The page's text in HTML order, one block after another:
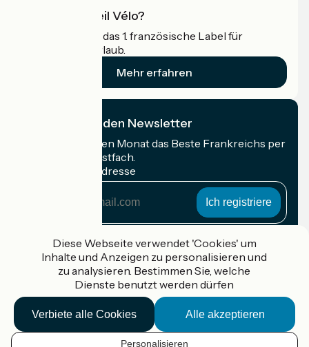
Was ist Accueil Vélo?
Accueil Vélo ist das 1. französische Label für
Radfahrer im Urlaub.
Mehr erfahren
Ich abonniere den Newsletter
Erhalten Sie jeden Monat das Beste Frankreichs per
Rad in Ihrem Postfach.
Meine E-Mail-Adresse
Adresse
Gefördert im Rahmen von Destination France
Accueil Vélo Pro
Kontakt
Diese Webseite verwendet 'Cookies' um
Inhalte und Anzeigen zu personalisieren und
zu analysieren. Bestimmen Sie, welche
Dienste benutzt werden dürfen
Alle akzeptieren
Verbiete alle Cookies
Personalisieren